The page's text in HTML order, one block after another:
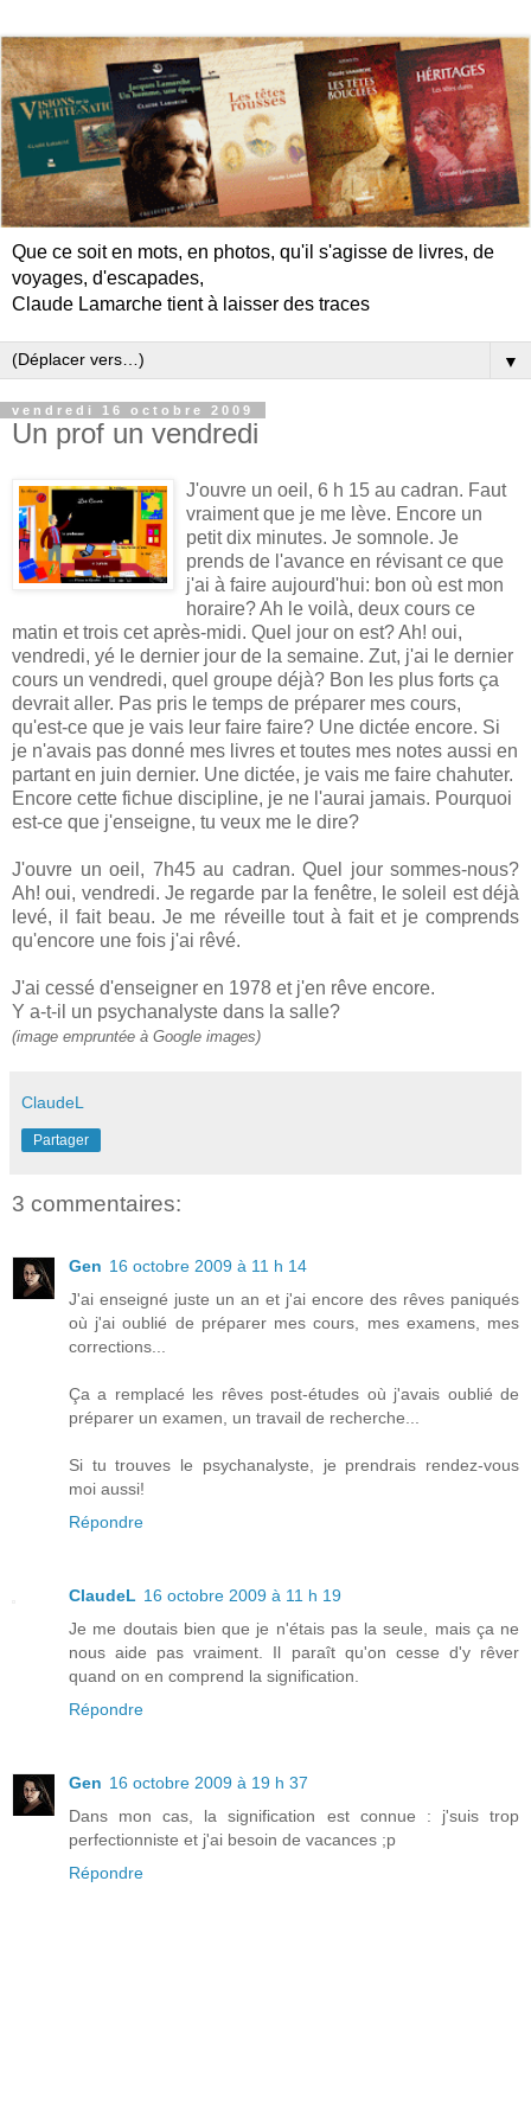
Que ce soit en mots, en photos, qu'il s'agisse de livres, de
voyages, d'escapades,
Claude Lamarche tient à laisser des traces
▼
vendredi 16 octobre 2009
Un prof un vendredi
J'ouvre un oeil, 6 h 15 au cadran. Faut
vraiment que je me lève. Encore un
petit dix minutes. Je somnole. Je
prends de l'avance en révisant ce que
j'ai à faire aujourd'hui: bon où est mon
horaire? Ah le voilà, deux cours ce
matin et trois cet après-midi. Quel jour on est? Ah! oui,
vendredi, yé le dernier jour de la semaine. Zut, j'ai le dernier
cours un vendredi, quel groupe déjà? Bon les plus forts ça
devrait aller. Pas pris le temps de préparer mes cours,
qu'est-ce que je vais leur faire faire? Une dictée encore. Si
je n'avais pas donné mes livres et toutes mes notes aussi en
partant en juin dernier. Une dictée, je vais me faire chahuter.
Encore cette fichue discipline, je ne l'aurai jamais. Pourquoi
est-ce que j'enseigne, tu veux me le dire?
J'ouvre un oeil, 7h45 au cadran. Quel jour sommes-nous?
Ah! oui, vendredi. Je regarde par la fenêtre, le soleil est déjà
levé, il fait beau. Je me réveille tout à fait et je comprends
qu'encore une fois j'ai rêvé.
J'ai cessé d'enseigner en 1978 et j'en rêve encore.
Y a-t-il un psychanalyste dans la salle?
(image empruntée à Google images)
ClaudeL
Partager
3 commentaires:
Gen 16 octobre 2009 à 11 h 14
J'ai enseigné juste un an et j'ai encore des rêves paniqués
où j'ai oublié de préparer mes cours, mes examens, mes
corrections...
Ça a remplacé les rêves post-études où j'avais oublié de
préparer un examen, un travail de recherche...
Si tu trouves le psychanalyste, je prendrais rendez-vous
moi aussi!
Répondre
ClaudeL 16 octobre 2009 à 11 h 19
Je me doutais bien que je n'étais pas la seule, mais ça ne
nous aide pas vraiment. Il paraît qu'on cesse d'y rêver
quand on en comprend la signification.
Répondre
Gen 16 octobre 2009 à 19 h 37
Dans mon cas, la signification est connue : j'suis trop
perfectionniste et j'ai besoin de vacances ;p
Répondre